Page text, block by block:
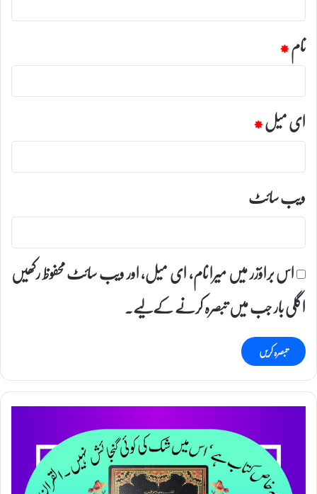
نام*
ای میل*
ویب‌ سائٹ
اس براؤزر میں میرا نام، ای میل، اور ویب سائٹ محفوظ رکھیں
اگلی بار جب میں تبصرہ کرنے کےلیے۔